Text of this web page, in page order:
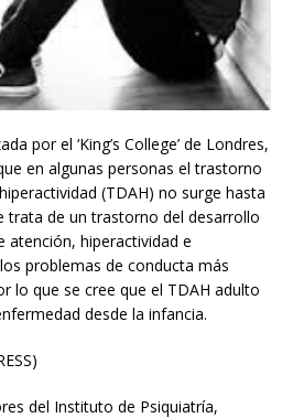
por el ‘King’s College’ de Londres,
en algunas personas el trastorno
(TDAH) no surge hasta
trata de un trastorno del desarrollo
atención, hiperactividad e
problemas de conducta más
lo que se cree que el TDAH adulto
desde la infancia.
del Instituto de Psiquiatría,